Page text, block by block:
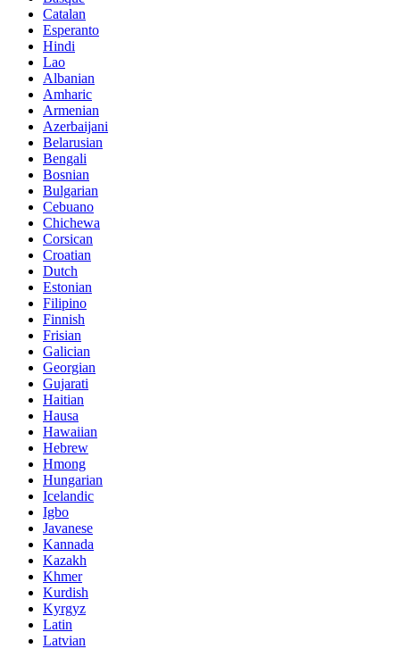
Catalan
Esperanto
Hindi
Lao
Albanian
Amharic
Armenian
Azerbaijani
Belarusian
Bengali
Bosnian
Bulgarian
Cebuano
Chichewa
Corsican
Croatian
Dutch
Estonian
Filipino
Finnish
Frisian
Galician
Georgian
Gujarati
Haitian
Hausa
Hawaiian
Hebrew
Hmong
Hungarian
Icelandic
Igbo
Javanese
Kannada
Kazakh
Khmer
Kurdish
Kyrgyz
Latin
Latvian